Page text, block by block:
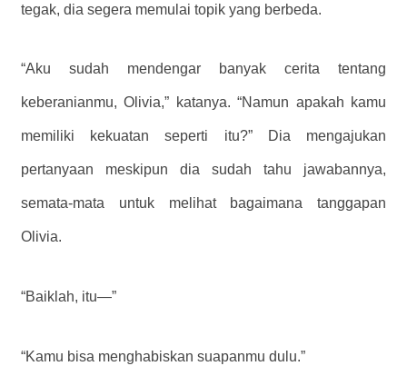
tegak, dia segera memulai topik yang berbeda.
“Aku sudah mendengar banyak cerita tentang
keberanianmu, Olivia,” katanya. “Namun apakah kamu
memiliki kekuatan seperti itu?” Dia mengajukan
pertanyaan meskipun dia sudah tahu jawabannya,
semata-mata untuk melihat bagaimana tanggapan
Olivia.
“Baiklah, itu—”
“Kamu bisa menghabiskan suapanmu dulu.”